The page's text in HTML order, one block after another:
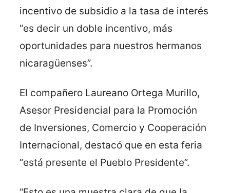
incentivo de subsidio a la tasa de interés
“es decir un doble incentivo, más
oportunidades para nuestros hermanos
nicaragüenses”.
El compañero Laureano Ortega Murillo,
Asesor Presidencial para la Promoción
de Inversiones, Comercio y Cooperación
Internacional, destacó que en esta feria
“está presente el Pueblo Presidente”.